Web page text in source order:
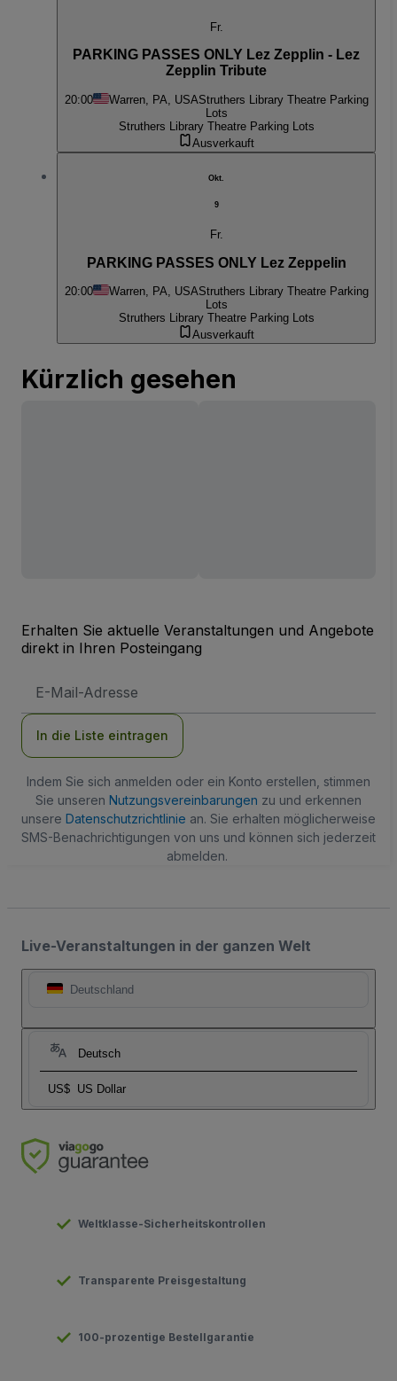
Fr.
PARKING PASSES ONLY Lez Zepplin - Lez
Zepplin Tribute
20:00 Warren, PA, USAStruthers Library Theatre Parking
Lots
Struthers Library Theatre Parking Lots
Ausverkauft
Okt.
9
Fr.
PARKING PASSES ONLY Lez Zeppelin
20:00 Warren, PA, USAStruthers Library Theatre Parking
Lots
Struthers Library Theatre Parking Lots
Ausverkauft
Kürzlich gesehen
Erhalten Sie aktuelle Veranstaltungen und Angebote
direkt in Ihren Posteingang
Mail-
In die Liste eintragen
Indem Sie sich anmelden oder ein Konto erstellen, stimmen
Sie unseren Nutzungsvereinbarungen zu und erkennen
unsere Datenschutzrichtlinie an. Sie erhalten möglicherweise
SMS-Benachrichtigungen von uns und können sich jederzeit
abmelden.
Live-Veranstaltungen in der ganzen Welt
Deutschland
Deutsch
US$ US Dollar
Weltklasse-Sicherheitskontrollen
Transparente Preisgestaltung
100-prozentige Bestellgarantie